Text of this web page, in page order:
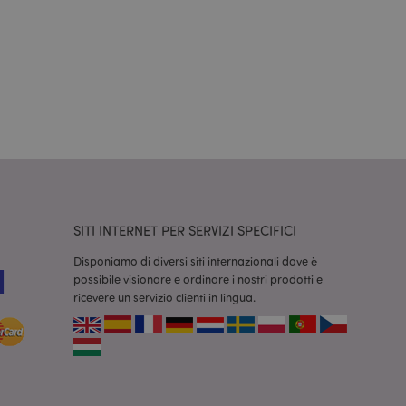
SITI INTERNET PER SERVIZI SPECIFICI
Disponiamo di diversi siti internazionali dove è
possibile visionare e ordinare i nostri prodotti e
ricevere un servizio clienti in lingua.
pulizia della
locale e
del cliente
come la
facilitare la